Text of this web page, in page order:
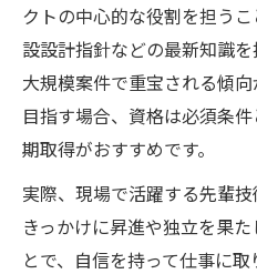
クトの中心的な役割を担う
設設計指針などの最新知識
大規模案件で重宝される傾
目指す場合、資格は必須条
期取得がおすすめです。
実際、現場で活躍する先輩
きっかけに昇進や独立を果
とで、自信を持って仕事に